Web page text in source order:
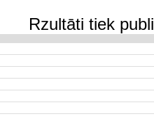
Rzultāti tiek